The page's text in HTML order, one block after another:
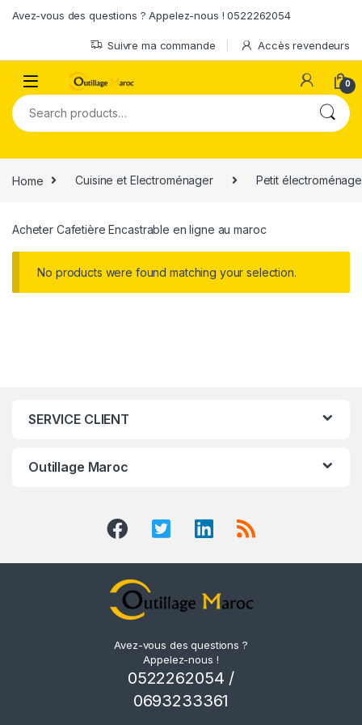
Avez-vous des questions ? Appelez-nous ! 0522262054
Suivre ma commande Accès revendeurs
0
Search for:
Home Cuisine et Electroménager Petit
Acheter Cafetière Encastrable en ligne au maroc
No products were found matching your selection.
SERVICE CLIENT
Outillage Maroc
Avez-vous des questions ?
Appelez-nous !
0522262054 /
0693233361